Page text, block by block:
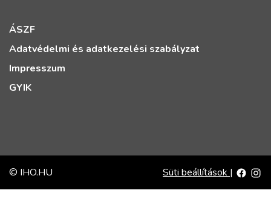
ÁSZF
Adatvédelmi és adatkezelési szabályzat
Impresszum
GYIK
© IHO.HU Süti beállítások |